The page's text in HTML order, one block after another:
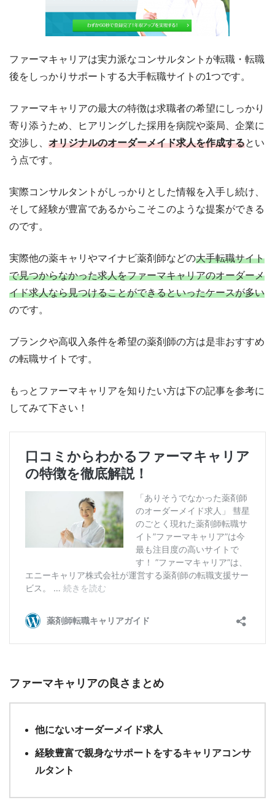
ファーマキャリアは実力派なコンサルタントが転職・転職
後をしっかりサポートする大手転職サイトの1つです。
ファーマキャリアの最大の特徴は求職者の希望にしっかり
寄り添うため、ヒアリングした採用を病院や薬局、企業に
交渉し、 オリジナルのオーダーメイド求人を作成するとい
う点です。
実際コンサルタントがしっかりとした情報を入手し続け、
そして経験が豊富であるからこそこのような提案ができる
のです。
実際他の薬キャリやマイナビ薬剤師などの大手転職サイト
で見つからなかった求人をファーマキャリアのオーダーメ
イド求人なら見つけることができるといったケースが多い
のです。
ブランクや高収入条件を希望の薬剤師の方は是非おすすめ
の転職サイトです。
もっとファーマキャリアを知りたい方は下の記事を参考に
してみて下さい！
ファーマキャリアの良さまとめ
他にないオーダーメイド求人
経験豊富で親身なサポートをするキャリアコンサ
ルタント